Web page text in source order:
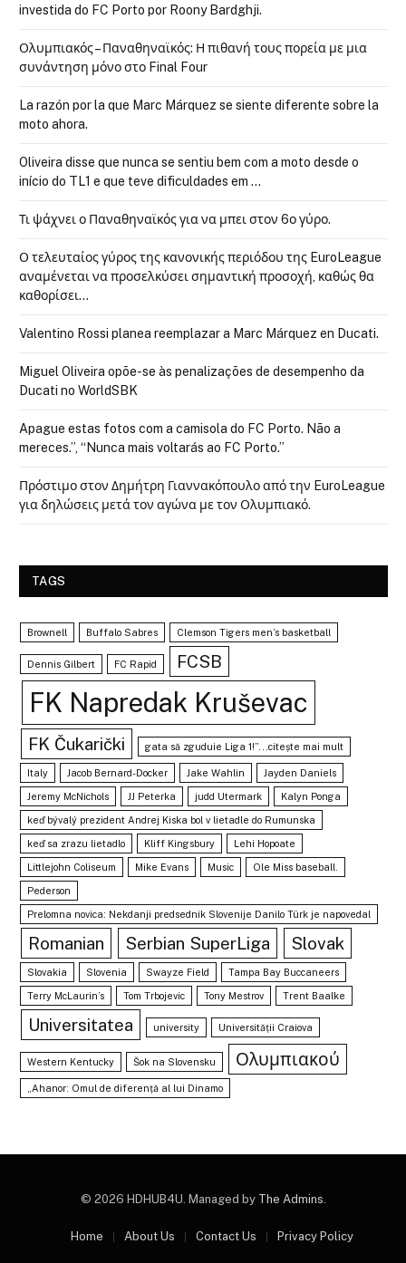
investida do FC Porto por Roony Bardghji.
Ολυμπιακός – Παναθηναϊκός: Η πιθανή τους πορεία με μια
συνάντηση μόνο στο Final Four
La razón por la que Marc Márquez se siente diferente sobre la
moto ahora.
Oliveira disse que nunca se sentiu bem com a moto desde o
início do TL1 e que teve dificuldades em …
Τι ψάχνει ο Παναθηναϊκός για να μπει στον 6ο γύρο.
Ο τελευταίος γύρος της κανονικής περιόδου της EuroLeague
αναμένεται να προσελκύσει σημαντική προσοχή, καθώς θα
καθορίσει…
Valentino Rossi planea reemplazar a Marc Márquez en Ducati.
Miguel Oliveira opõe-se às penalizações de desempenho da
Ducati no WorldSBK
Apague estas fotos com a camisola do FC Porto. Não a
mereces.”, “Nunca mais voltarás ao FC Porto.”
Πρόστιμο στον Δημήτρη Γιαννακόπουλο από την EuroLeague
για δηλώσεις μετά τον αγώνα με τον Ολυμπιακό.
TAGS
Brownell Buffalo Sabres Clemson Tigers men’s basketball
Dennis Gilbert FC Rapid FCSB
FK Napredak Kruševac
FK Čukarički gata să zguduie Liga 1!”...citește mai mult
Italy Jacob Bernard-Docker Jake Wahlin Jayden Daniels
Jeremy McNichols JJ Peterka judd Utermark Kalyn Ponga
keď bývalý prezident Andrej Kiska bol v lietadle do Rumunska
keď sa zrazu lietadlo Kliff Kingsbury Lehi Hopoate
Littlejohn Coliseum Mike Evans Music Ole Miss baseball.
Pederson
Prelomna novica: Nekdanji predsednik Slovenije Danilo Türk je napovedal
Romanian Serbian SuperLiga Slovak
Slovakia Slovenia Swayze Field Tampa Bay Buccaneers
Terry McLaurin’s Tom Trbojevic Tony Mestrov Trent Baalke
Universitatea university Universității Craiova
Western Kentucky Šok na Slovensku Ολυμπιακού
„Ahanor: Omul de diferență al lui Dinamo
© 2026 HDHUB4U. Managed by The Admins.
Home About Us Contact Us Privacy Policy